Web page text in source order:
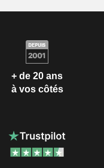
+ de 20 ans
à vos côtés